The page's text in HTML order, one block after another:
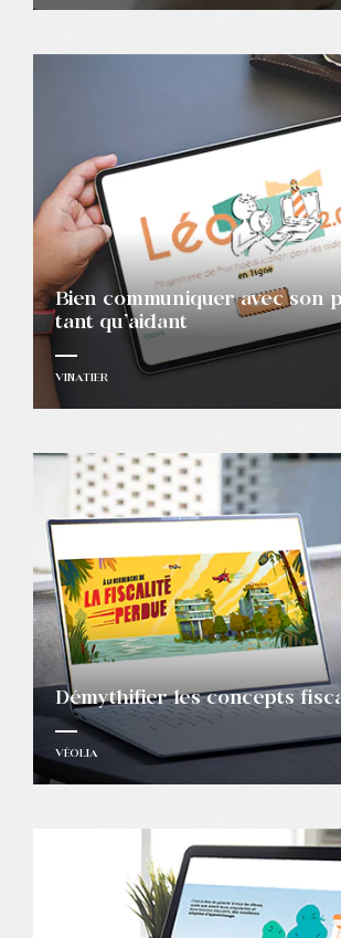
Bien communiquer avec son
tant qu’aidant
VINATIER
Démythifier les concepts
VÉOLIA